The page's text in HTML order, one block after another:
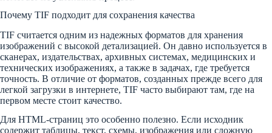
Почему TIF подходит для сохранения качества
TIF считается одним из надежных форматов для хранения
изображений с высокой детализацией. Он давно используется в
сканерах, издательствах, архивных системах, медицинских и
технических изображениях, а также в задачах, где требуется
точность. В отличие от форматов, созданных прежде всего для
легкой загрузки в интернете, TIF часто выбирают там, где на
первом месте стоит качество.
Для HTML-страниц это особенно полезно. Если исходник
содержит таблицы, текст, схемы, изображения или сложную